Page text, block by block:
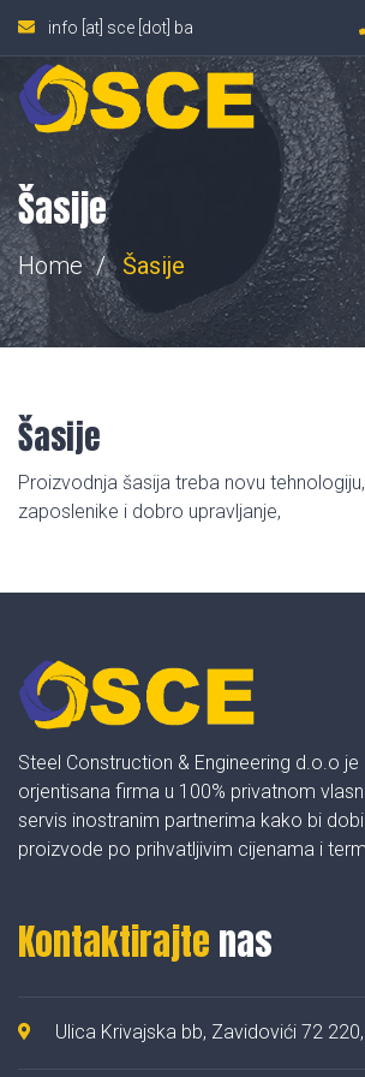
info [at] sce [dot] ba
Šasije
Home Šasije
Šasije
Proizvodnja šasija treba novu
zaposlenike i dobro upravljanje,
Steel Construction & Engineering d.o.o
orjentisana firma u 100% privatnom
servis inostranim partnerima kako bi
proizvode po prihvatljivim cijenama i
Kontaktirajte nas
Ulica Krivajska bb, Zavidovići 72 220,